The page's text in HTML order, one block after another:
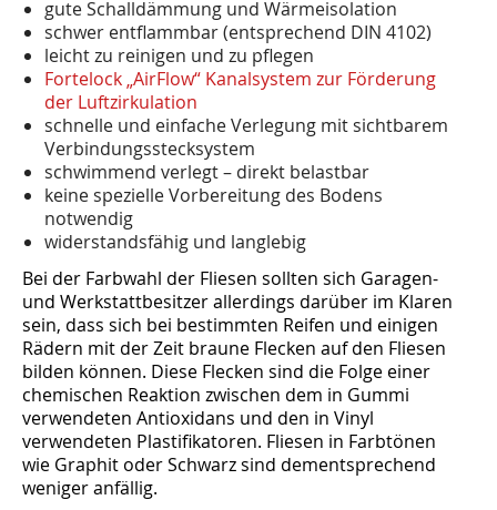
gute Schalldämmung und Wärmeisolation
schwer entflammbar (entsprechend DIN 4102)
leicht zu reinigen und zu pflegen
Fortelock „AirFlow“ Kanalsystem zur Förderung
der Luftzirkulation
schnelle und einfache Verlegung mit sichtbarem
Verbindungsstecksystem
schwimmend verlegt – direkt belastbar
keine spezielle Vorbereitung des Bodens
notwendig
widerstandsfähig und langlebig
Bei der Farbwahl der Fliesen sollten sich Garagen-
und Werkstattbesitzer allerdings darüber im Klaren
sein, dass sich bei bestimmten Reifen und einigen
Rädern mit der Zeit braune Flecken auf den Fliesen
bilden können. Diese Flecken sind die Folge einer
chemischen Reaktion zwischen dem in Gummi
verwendeten Antioxidans und den in Vinyl
verwendeten Plastifikatoren. Fliesen in Farbtönen
wie Graphit oder Schwarz sind dementsprechend
weniger anfällig.